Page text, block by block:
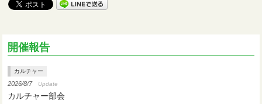
開催報告
カルチャー
2026/8/7 Update
カルチャー部会